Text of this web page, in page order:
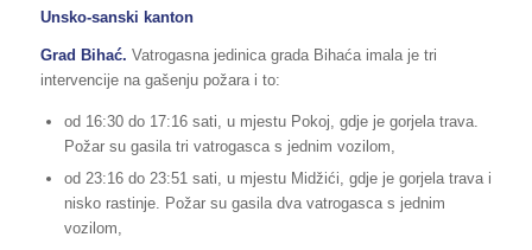
Unsko-sanski kanton
Grad Bihać. Vatrogasna jedinica grada Bihaća imala je tri
intervencije na gašenju požara i to:
od 16:30 do 17:16 sati, u mjestu Pokoj, gdje je gorjela trava.
Požar su gasila tri vatrogasca s jednim vozilom,
od 23:16 do 23:51 sati, u mjestu Midžići, gdje je gorjela trava i
nisko rastinje. Požar su gasila dva vatrogasca s jednim
vozilom,